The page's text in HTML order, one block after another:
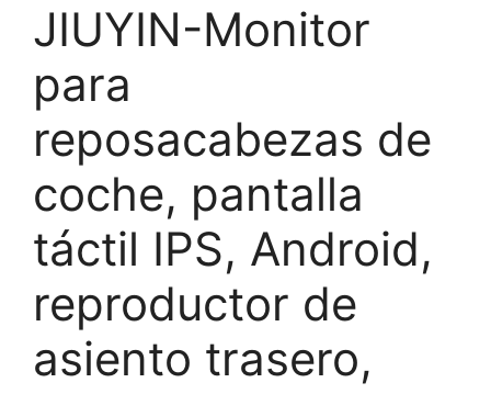
JIUYIN-Monitor
para
reposacabezas de
coche, pantalla
táctil IPS, Android,
reproductor de
asiento trasero,